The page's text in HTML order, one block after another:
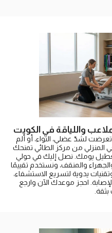
واللياقة في الكويت
لشدّ عضلي، التواء، أو ألم
المنزلي من مركز الطائي تمنحك
يومك. نصل إليك في حولي
والمنقف، ونستخدم تقييمًا
يدوية لتسريع الاستشفاء،
احجز موعدك الآن وارجع
بثقة.